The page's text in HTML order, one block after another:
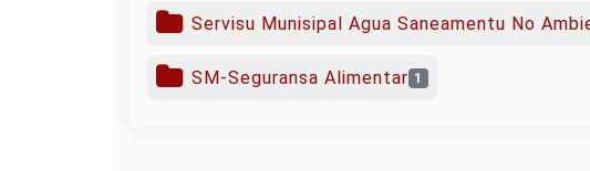
Servisu Munisipal Agua Saneamentu No
SM-Seguransa Alimentar 1